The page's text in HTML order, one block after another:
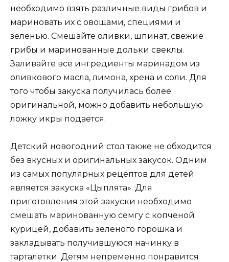
необходимо взять различные виды грибов и
мариновать их с овощами, специями и
зеленью. Смешайте оливки, шпинат, свежие
грибы и маринованные дольки свеклы.
Заливайте все ингредиенты маринадом из
оливкового масла, лимона, хрена и соли. Для
того чтобы закуска получилась более
оригинальной, можно добавить небольшую
ложку икры подается.
Детский новогодний стол также не обходится
без вкусных и оригинальных закусок. Одним
из самых популярных рецептов для детей
является закуска «Цыплята». Для
приготовления этой закуски необходимо
смешать маринованную семгу с копченой
курицей, добавить зеленого горошка и
закладывать получившуюся начинку в
тарталетки. Детям непременно понравится